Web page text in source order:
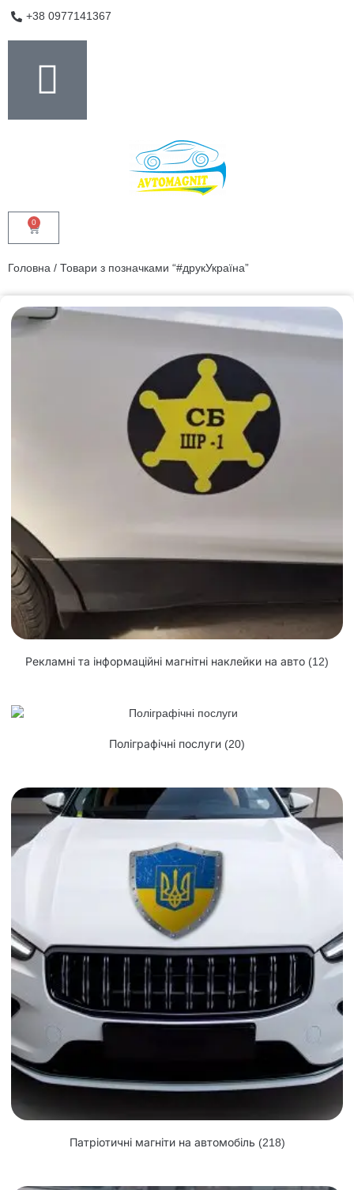
+38 0977141367
0
Головна / Товари з позначками “#друкУкраїна”
Рекламні та інформаційні магнітні наклейки на авто (12)
Поліграфічні послуги (20)
Патріотичні магніти на автомобіль (218)